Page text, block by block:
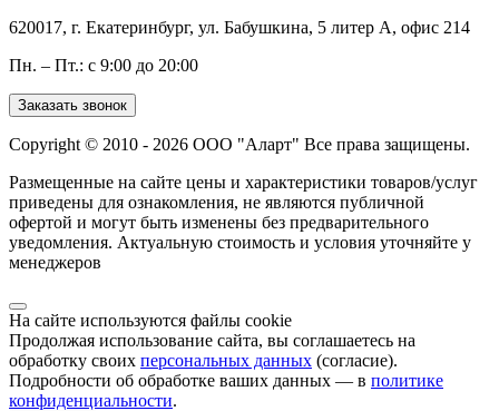
620017, г. Екатеринбург, ул. Бабушкина, 5 литер А, офис 214
Пн. – Пт.: с 9:00 до 20:00
Заказать звонок
Copyright © 2010 - 2026 ООО "Аларт" Все права защищены.
Размещенные на сайте цены и характеристики товаров/услуг
приведены для ознакомления, не являются публичной
офертой и могут быть изменены без предварительного
уведомления. Актуальную стоимость и условия уточняйте у
менеджеров
На сайте используются файлы cookie
Продолжая использование сайта, вы соглашаетесь на
обработку своих персональных данных (согласие).
Подробности об обработке ваших данных — в политике
конфиденциальности.